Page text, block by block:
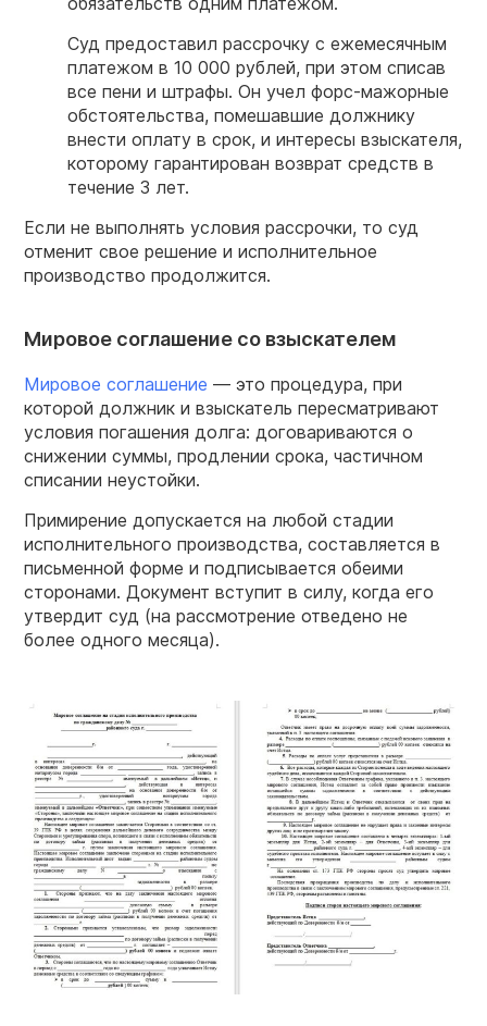
Суд предоставил рассрочку с ежемесячным
платежом в 10 000 рублей, при этом списав
все пени и штрафы. Он учел форс-мажорные
обстоятельства, помешавшие должнику
внести оплату в срок, и интересы взыскателя,
которому гарантирован возврат средств в
течение 3 лет.
Если не выполнять условия рассрочки, то суд
отменит свое решение и исполнительное
производство продолжится.
Мировое соглашение со взыскателем
Мировое соглашение — это процедура, при
которой должник и взыскатель пересматривают
условия погашения долга: договариваются о
снижении суммы, продлении срока, частичном
списании неустойки.
Примирение допускается на любой стадии
исполнительного производства, составляется в
письменной форме и подписывается обеими
сторонами. Документ вступит в силу, когда его
утвердит суд (на рассмотрение отведено не
более одного месяца).